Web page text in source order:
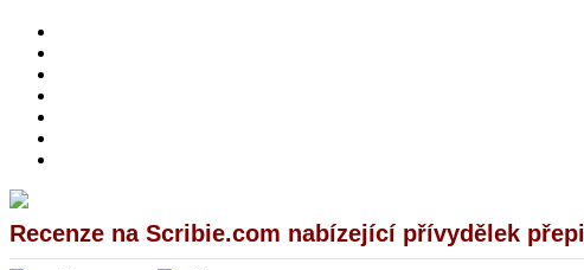
Recenze na Scribie.com nabízející přívydělek